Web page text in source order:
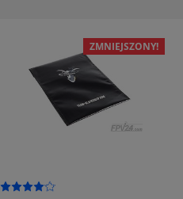
ZMNIEJSZONY!